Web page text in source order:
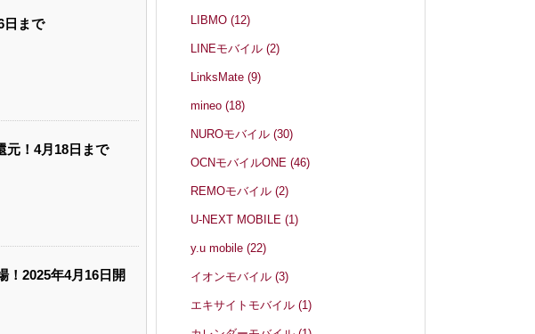
日まで
元！4月18日まで
2025年4月16日開
LIBMO(12)
LINEモバイル(2)
LinksMate(9)
mineo(18)
NUROモバイル(30)
OCNモバイルONE(46)
REMOモバイル(2)
U-NEXT MOBILE(1)
y.u mobile(22)
イオンモバイル(3)
エキサイトモバイル(1)